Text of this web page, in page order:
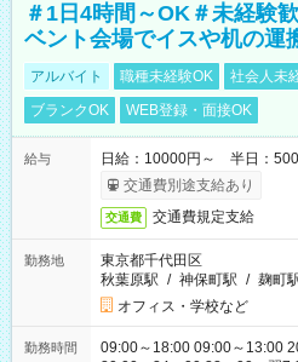
＃1日4時間～OK＃未経験
ベント会場でイスや机の運
アルバイト 職種未経験OK 社会人未
ブランクOK
WEB登録・面接OK
給与
日給：10000円～ 半日：
交通費別途支給あり
交通費 交通費規定支給
勤務地
東京都千代田区
秋葉原駅 / 神保町駅 / 麹町
オフィス・学校など
勤務時間
09:00～18:00 09:00～13:00